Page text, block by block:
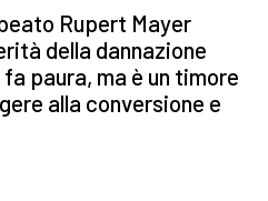
Rupert Mayer
della dannazione
paura, ma è un timore
alla conversione e